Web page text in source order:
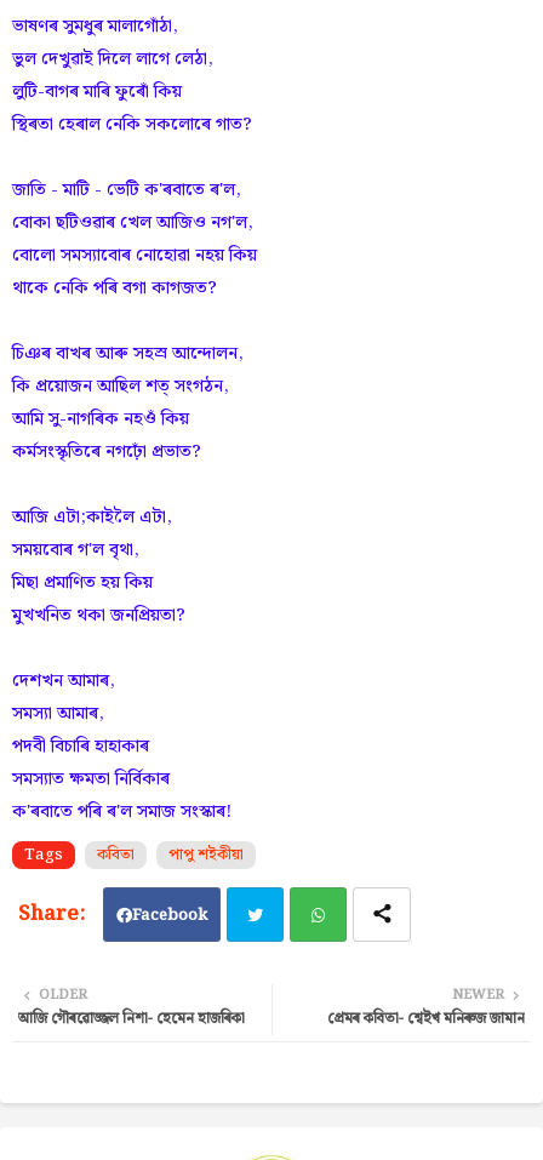
ভাষণৰ সুমধুৰ মালাগোঁঠা,
ভুল দেখুৱাই দিলে লাগে লেঠা,
লুটি-বাগৰ মাৰি ফুৰোঁ কিয়
স্থিৰতা হেৰাল নেকি সকলোৰে গাত?
জাতি - মাটি - ভেটি ক'ৰবাতে ৰ'ল,
বোকা ছটিওৱাৰ খেল আজিও নগ'ল,
বোলো সমস্যাবোৰ নোহোৱা নহয় কিয়
থাকে নেকি পৰি বগা কাগজত?
চিঞৰ বাখৰ আৰু সহস্ৰ আন্দোলন,
কি প্ৰয়োজন আছিল শত্‌ সংগঠন,
আমি সু-নাগৰিক নহওঁ কিয়
কৰ্মসংস্কৃতিৰে নগঢ়োঁ প্ৰভাত?
আজি এটা;কাইলৈ এটা,
সময়বোৰ গ'ল বৃথা,
মিছা প্ৰমাণিত হয় কিয়
মুখখনিত থকা জনপ্ৰিয়তা?
দেশখন আমাৰ,
সমস্যা আমাৰ,
পদবী বিচাৰি হাহাকাৰ
সমস্যাত ক্ষমতা নিৰ্বিকাৰ
ক'ৰবাতে পৰি ৰ'ল সমাজ সংস্কাৰ!
Tags কবিতা পাপু শইকীয়া
Facebook
tter ats
NEWER
প্ৰেমৰ কবিতা- শ্বেইখ মনিৰুজ জামান
OLDER
আজি গৌৰৱোজ্জল নিশা- হেমেন হাজৰিকা